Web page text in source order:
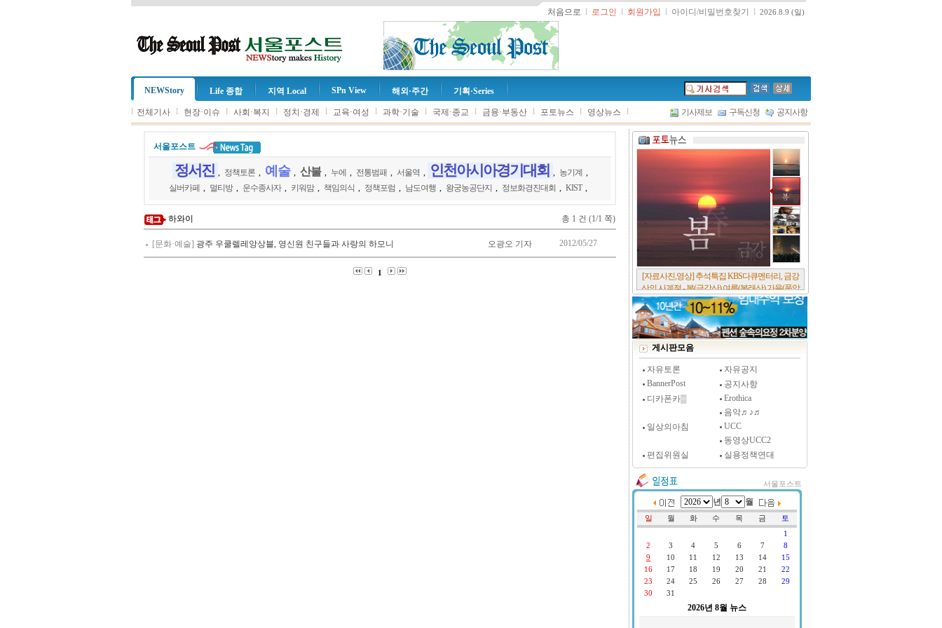
처음으로 l 로그인 l 회원가입 l 아이디/비밀번호찾기 l 2026.8.9 (일)
NEWStory Life 종합 지역 Local SPn View 해외·주간 기획·Series
l 전체기사 l 현장·이슈 l 사회·복지 l 정치·경제 l 교육·여성 l 과학·기술 l 국제·종교 l 금융·부동산 l 포토뉴스 l 영상뉴스 l 기사제보 구독신청 공지사항
서울포스트
정서진 정책토론 예술 산불 누에 전통범패 서울역 인천아시아경기대회 농기계
실버카페
멀티방 운수종사자 키워맘 책임의식 정책포럼 남도여행 왕궁농공단지 정보화경진대회 KIST
하와이 총 1 건 (1/1 쪽)
[문화·예술] 광주 우쿨렐레앙상블, 영신원 친구들과 사랑의 하모니 오광오 기자 2012/05/27
1
[서울포스트논단] 담배에 관한 추억, 연도별 우리
나라 금연정책 및 금연구역 확대 추이, 정부가 아
무리 더 해롭다고 사기를 쳐대도 피워 본 사람은
다 안다, 전자담배시장은 10년새 폭발적 증가세..
[시사저널 인터뷰] 윤방부 연세대 의대 명예교수,
"골초에게 전자담배를 허하라"
게시판모음
자유토론
자유공지
BannerPost
공지사항
디카폰카▒
Erothica
음악♬♪♬
일상의아침
UCC
동영상UCC2
편집위원실
실용정책연대
서울포스트